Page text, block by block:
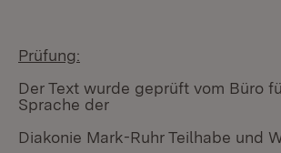
Prüfung:
Der Text wurde geprüft vom Büro
Sprache der
Diakonie Mark-Ruhr Teilhabe und